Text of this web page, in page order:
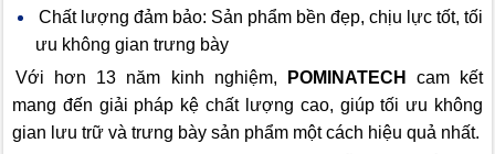
Chất lượng đảm bảo: Sản phẩm bền đẹp, chịu lực tốt, tối
ưu không gian trưng bày
Với hơn 13 năm kinh nghiệm,
POMINATECH
cam kết
mang đến giải pháp kệ chất lượng cao, giúp tối ưu không
gian lưu trữ và trưng bày sản phẩm một cách hiệu quả nhất.